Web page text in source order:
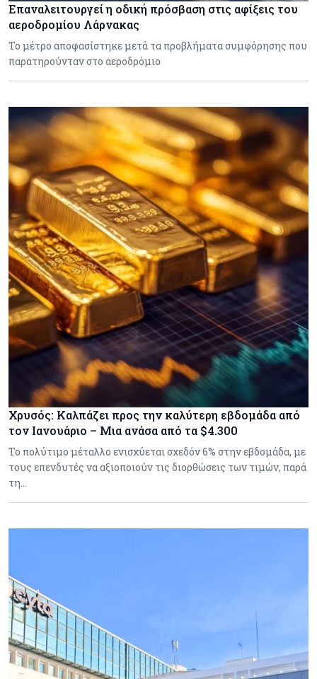
Επαναλειτουργεί η οδική πρόσβαση στις αφίξεις του
αεροδρομίου Λάρνακας
Το μέτρο αποφασίστηκε μετά τα προβλήματα συμφόρησης που
παρατηρούνταν στο αεροδρόμιο
Χρυσός: Καλπάζει προς την καλύτερη εβδομάδα από
τον Ιανουάριο – Μια ανάσα από τα $4.300
Το πολύτιμο μέταλλο ενισχύεται σχεδόν 6% στην εβδομάδα, με
τους επενδυτές να αξιοποιούν τις διορθώσεις των τιμών, παρά
τη…